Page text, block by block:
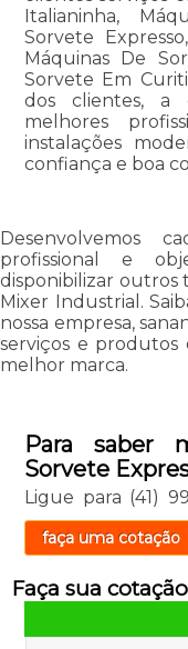
Italianinha,
Sorvete
Máquinas De
Sorvete Em
dos clientes, a
melhores
instalações
confiança e boa
Desenvolvemos
profissional e
disponibilizar outros
Mixer Industrial.
nossa empresa,
serviços e produtos
melhor marca.
Para saber
Sorvete
Ligue para (41)
faça uma cotação
Faça sua cotação